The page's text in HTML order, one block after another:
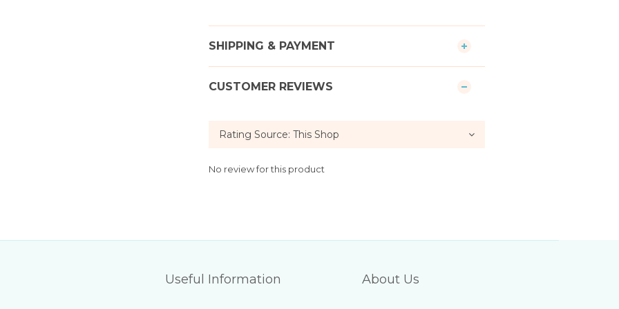
SHIPPING & PAYMENT
CUSTOMER REVIEWS
No review for this product
Useful Information About Us